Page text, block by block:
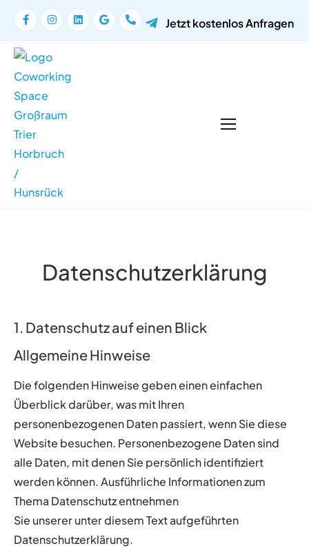
Jetzt kostenlos Anfragen
Datenschutzerklärung
1. Datenschutz auf einen Blick
Allgemeine Hinweise
Die folgenden Hinweise geben einen einfachen
Überblick darüber, was mit Ihren
personenbezogenen Daten passiert, wenn Sie diese
Website besuchen. Personenbezogene Daten sind
alle Daten, mit denen Sie persönlich identifiziert
werden können. Ausführliche Informationen zum
Thema Datenschutz entnehmen
Sie unserer unter diesem Text aufgeführten
Datenschutzerklärung.